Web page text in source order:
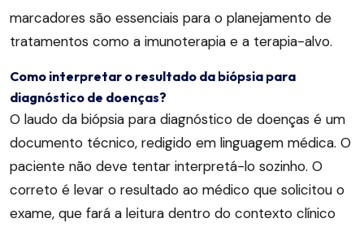
marcadores são essenciais para o planejamento de
tratamentos como a imunoterapia e a terapia-alvo.
Como interpretar o resultado da biópsia para
diagnóstico de doenças?
O laudo da biópsia para diagnóstico de doenças é um
documento técnico, redigido em linguagem médica. O
paciente não deve tentar interpretá-lo sozinho. O
correto é levar o resultado ao médico que solicitou o
exame, que fará a leitura dentro do contexto clínico